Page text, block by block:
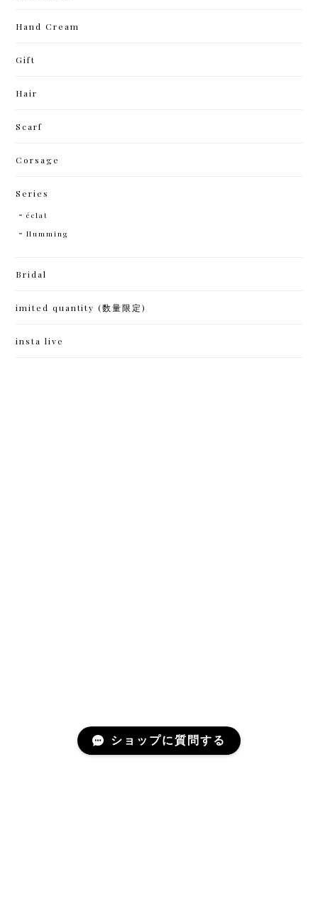
Hand Cream
Gift
Hair
Scarf
Corsage
Series
éclat
Humming
Bridal
imited quantity (数量限定)
insta live
ショップに質問する